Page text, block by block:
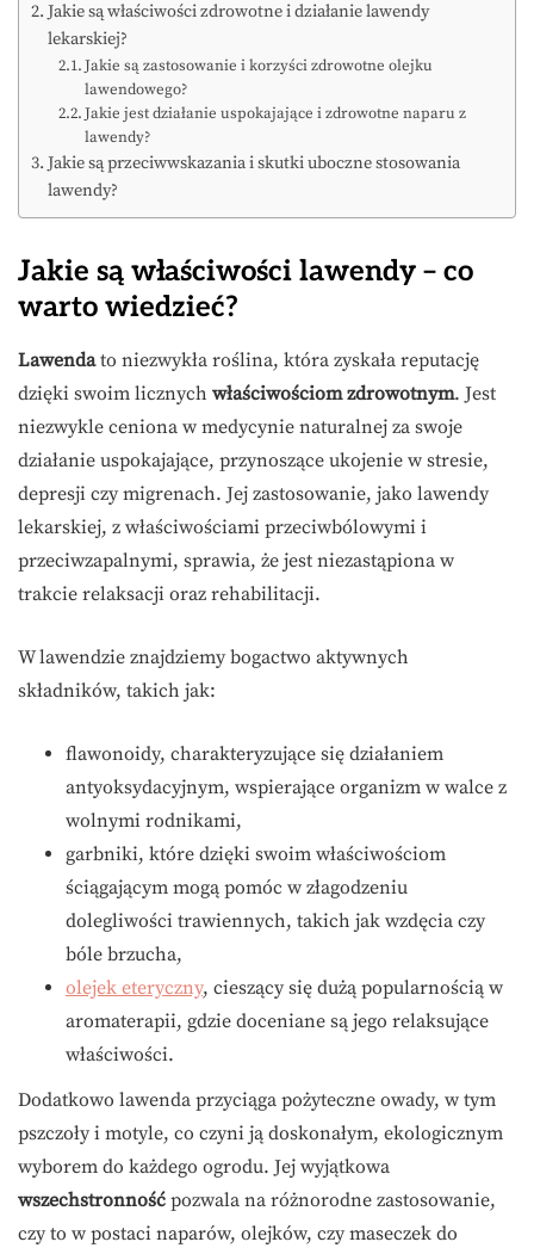
Jakie są właściwości zdrowotne i działanie lawendy
lekarskiej?
Jakie są zastosowanie i korzyści zdrowotne olejku
lawendowego?
Jakie jest działanie uspokajające i zdrowotne naparu z
lawendy?
Jakie są przeciwwskazania i skutki uboczne stosowania
lawendy?
Jakie są właściwości lawendy – co
warto wiedzieć?
Lawendato niezwykła roślina, która zyskała reputację
dzięki swoim licznych właściwościom zdrowotnym. Jest
niezwykle ceniona w medycynie naturalnej za swoje
działanie uspokajające, przynoszące ukojenie w stresie,
depresji czy migrenach. Jej zastosowanie, jako lawendy
lekarskiej, z właściwościami przeciwbólowymi i
przeciwzapalnymi, sprawia, że jest niezastąpiona w
trakcie relaksacji oraz rehabilitacji.
W lawendzie znajdziemy bogactwo aktywnych
składników, takich jak:
flawonoidy, charakteryzujące się działaniem
antyoksydacyjnym, wspierające organizm w walce z
wolnymi rodnikami,
garbniki, które dzięki swoim właściwościom
ściągającym mogą pomóc w złagodzeniu
dolegliwości trawiennych, takich jak wzdęcia czy
bóle brzucha,
olejek eteryczny, cieszący się dużą popularnością w
aromaterapii, gdzie doceniane są jego relaksujące
właściwości.
Dodatkowo lawenda przyciąga pożyteczne owady, w tym
pszczoły i motyle, co czyni ją doskonałym, ekologicznym
wyborem do każdego ogrodu. Jej wyjątkowa
wszechstronność pozwala na różnorodne zastosowanie,
czy to w postaci naparów, olejków, czy maseczek do